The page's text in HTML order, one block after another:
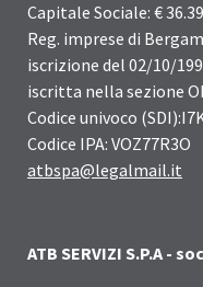
Capitale Sociale: €
Reg. imprese di
iscrizione del 02/10/
iscritta nella sezione
Codice univoco
Codice IPA: VOZ77R3O
atbspa@legalmail.it
ATB SERVIZI S.P.A -